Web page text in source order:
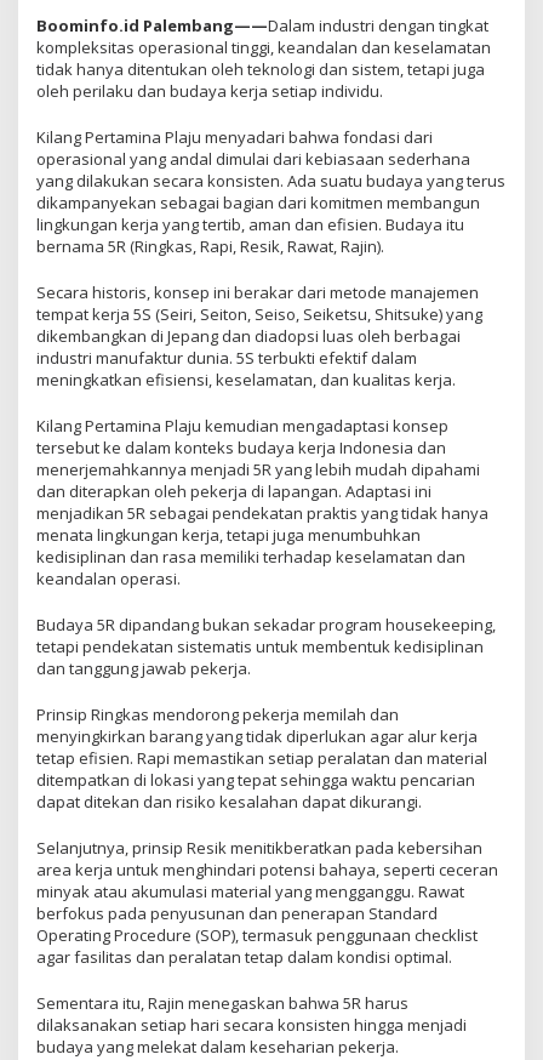
Boominfo.id Palembang——Dalam industri dengan tingkat
kompleksitas operasional tinggi, keandalan dan keselamatan
tidak hanya ditentukan oleh teknologi dan sistem, tetapi juga
oleh perilaku dan budaya kerja setiap individu.
Kilang Pertamina Plaju menyadari bahwa fondasi dari
operasional yang andal dimulai dari kebiasaan sederhana
yang dilakukan secara konsisten. Ada suatu budaya yang terus
dikampanyekan sebagai bagian dari komitmen membangun
lingkungan kerja yang tertib, aman dan efisien. Budaya itu
bernama 5R (Ringkas, Rapi, Resik, Rawat, Rajin).
Secara historis, konsep ini berakar dari metode manajemen
tempat kerja 5S (Seiri, Seiton, Seiso, Seiketsu, Shitsuke) yang
dikembangkan di Jepang dan diadopsi luas oleh berbagai
industri manufaktur dunia. 5S terbukti efektif dalam
meningkatkan efisiensi, keselamatan, dan kualitas kerja.
Kilang Pertamina Plaju kemudian mengadaptasi konsep
tersebut ke dalam konteks budaya kerja Indonesia dan
menerjemahkannya menjadi 5R yang lebih mudah dipahami
dan diterapkan oleh pekerja di lapangan. Adaptasi ini
menjadikan 5R sebagai pendekatan praktis yang tidak hanya
menata lingkungan kerja, tetapi juga menumbuhkan
kedisiplinan dan rasa memiliki terhadap keselamatan dan
keandalan operasi.
Budaya 5R dipandang bukan sekadar program housekeeping,
tetapi pendekatan sistematis untuk membentuk kedisiplinan
dan tanggung jawab pekerja.
Prinsip Ringkas mendorong pekerja memilah dan
menyingkirkan barang yang tidak diperlukan agar alur kerja
tetap efisien. Rapi memastikan setiap peralatan dan material
ditempatkan di lokasi yang tepat sehingga waktu pencarian
dapat ditekan dan risiko kesalahan dapat dikurangi.
Selanjutnya, prinsip Resik menitikberatkan pada kebersihan
area kerja untuk menghindari potensi bahaya, seperti ceceran
minyak atau akumulasi material yang mengganggu. Rawat
berfokus pada penyusunan dan penerapan Standard
Operating Procedure (SOP), termasuk penggunaan checklist
agar fasilitas dan peralatan tetap dalam kondisi optimal.
Sementara itu, Rajin menegaskan bahwa 5R harus
dilaksanakan setiap hari secara konsisten hingga menjadi
budaya yang melekat dalam keseharian pekerja.